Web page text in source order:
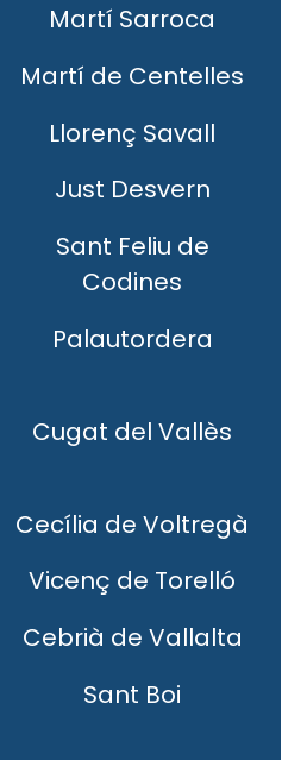
Martí Sarroca
Martí de Centelles
Llorenç Savall
Just Desvern
Sant Feliu de
Codines
Palautordera
Cugat del Vallès
Cecília de Voltregà
Vicenç de Torelló
Cebrià de Vallalta
Sant Boi